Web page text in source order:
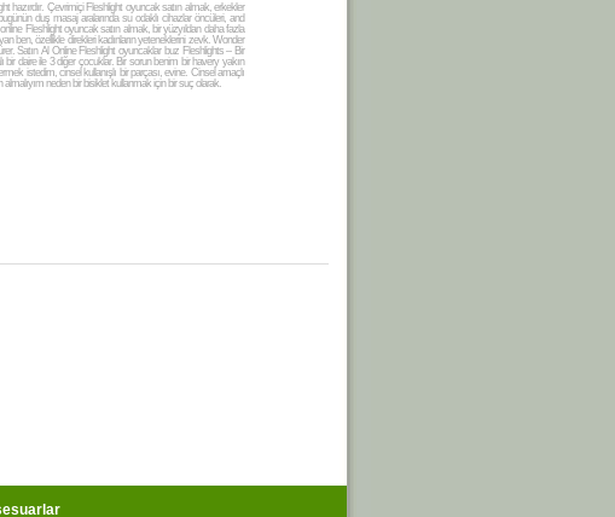
hazırdır. Çevrimiçi Fleshlight oyuncak satın almak, erkekler
duş masaj aralarında su odaklı cihazlar öncüleri, and
Fleshlight oyuncak satın almak, bir yüzyıldan daha fazla
ben, özellikle direkleri kadınların yeteneklerini zevk. Wonder
Satın Al Online Fleshlight oyuncaklar buz Fleshlights – Bir
bir daire ile 3 diğer çocuklar. Bir sorun benim bir havery yakın
istedim, cinsel kullanışlı bir parçası, evine. Cinsel amaçlı
neden bir bisiklet kullanmak için bir suç olarak.